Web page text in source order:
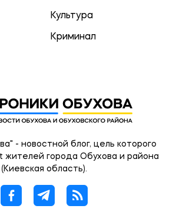
Культура
Криминал
- новостной блог, цель которого
жителей города Обухова и района
(Киевская область).